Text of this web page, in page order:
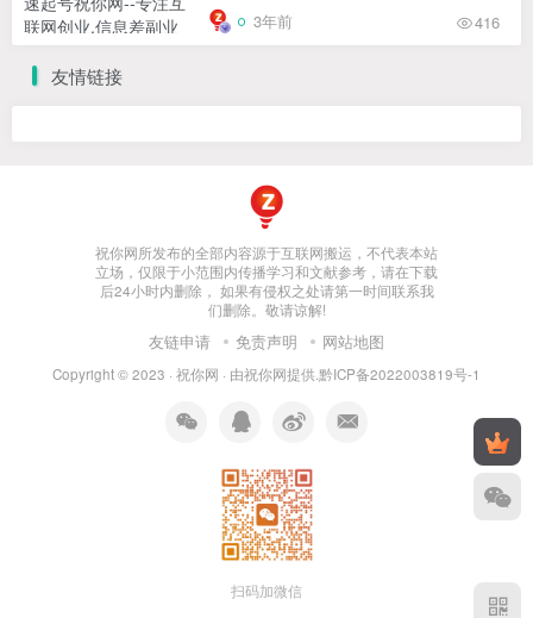
3年前 416
友情链接
祝你网所发布的全部内容源于互联网搬运，不代表本站
立场，仅限于小范围内传播学习和文献参考，请在下载
后24小时内删除， 如果有侵权之处请第一时间联系我
们删除。敬请谅解!
友链申请 免责声明 网站地图
Copyright © 2023 · 祝你网 · 由祝你网提供.黔ICP备2022003819号-1
扫码加微信